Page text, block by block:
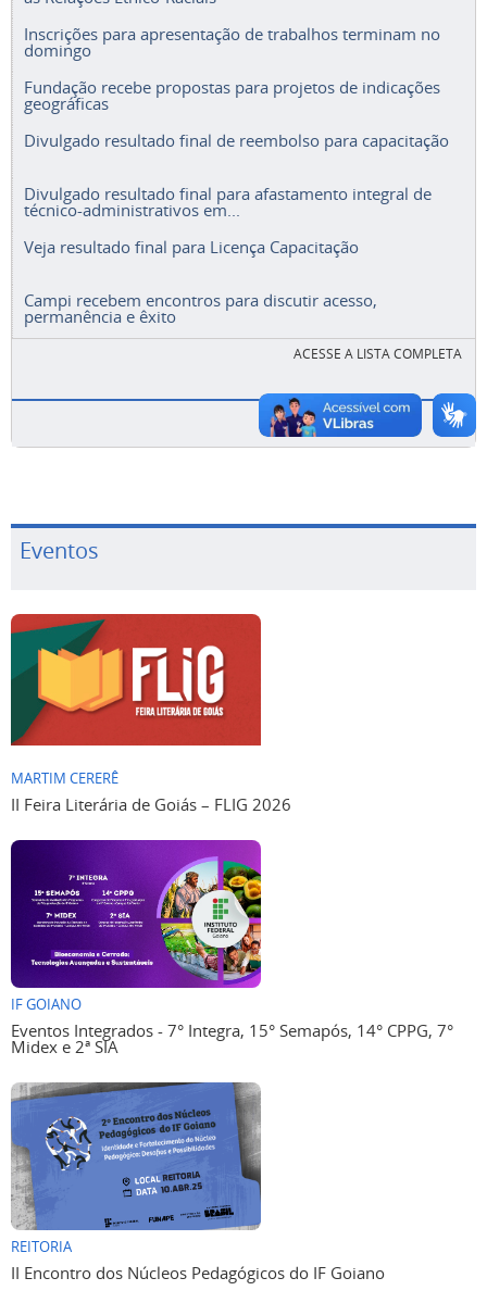
Inscrições para apresentação de trabalhos terminam no
domingo
Fundação recebe propostas para projetos de indicações
geográficas
Divulgado resultado final de reembolso para capacitação
Divulgado resultado final para afastamento integral de
técnico-administrativos em...
Veja resultado final para Licença Capacitação
Campi recebem encontros para discutir acesso,
permanência e êxito
ACESSE A LISTA COMPLETA
Eventos
MARTIM CERERÊ
II Feira Literária de Goiás – FLIG 2026
IF GOIANO
Eventos Integrados - 7° Integra, 15° Semapós, 14° CPPG, 7°
Midex e 2ª SIA
REITORIA
II Encontro dos Núcleos Pedagógicos do IF Goiano